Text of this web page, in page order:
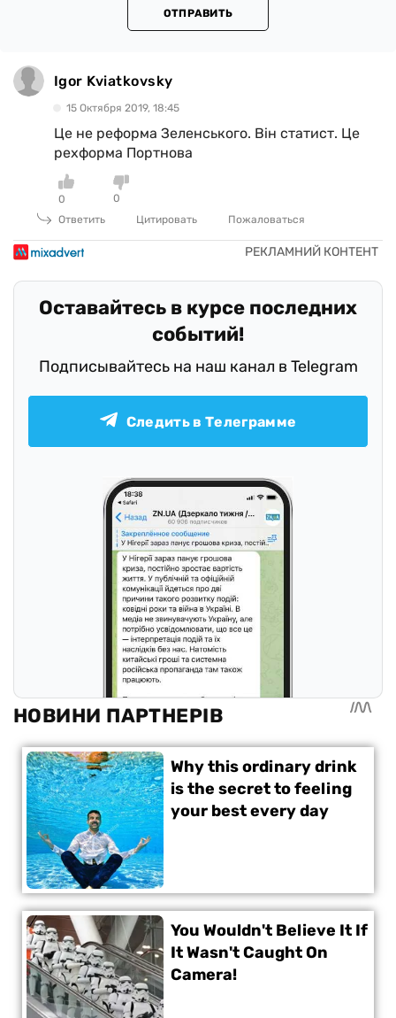
ОТПРАВИТЬ
Igor Kviatkovsky
15 Октября 2019, 18:45
Це не реформа Зеленського. Він статист. Це
рехформа Портнова
0
0
Ответить
Цитировать Пожаловаться
Оставайтесь в курсе последних
событий!
Подписывайтесь на наш канал в Telegram
Следить в Телеграмме